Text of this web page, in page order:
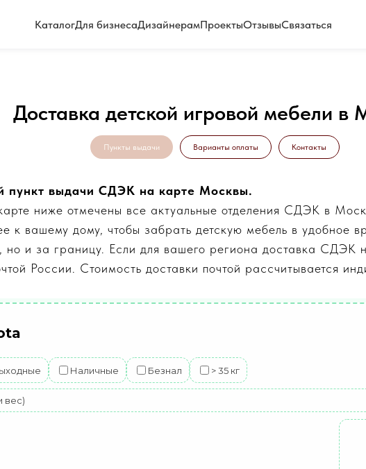
КаталогДля бизнесаДизайнерамПроектыОтзывыСвязаться
Доставка детской игровой мебели в
Пункты выдачи Варианты оплаты Контакты
пункт выдачи СДЭК на карте Москвы.
ниже отмечены все актуальные отделения СДЭК в
к вашему дому, чтобы забрать детскую мебель в удобное
но и за границу. Если для вашего региона доставка СДЭК
России. Стоимость доставки почтой рассчитывается
Наличные Безнал > 35 кг
вес)